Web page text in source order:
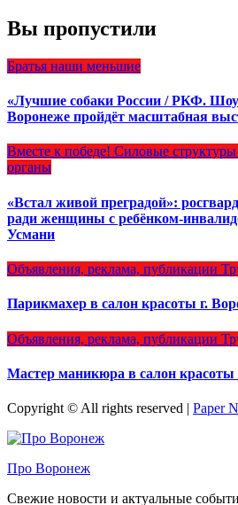
Вы пропустили
Братья наши меньшие
«Лучшие собаки России / РКФ.
Воронеже пройдёт масштабная
Вместе к победе! Силовые
органы
«Встал живой преградой»:
ради женщины с ребёнком-
Усмани
Объявления, реклама, публикации
Парикмахер в салон красоты г.
Объявления, реклама, публикации
Мастер маникюра в салон красоты
Copyright © All rights reserved | Paper
Про Воронеж
Свежие новости и актуальные